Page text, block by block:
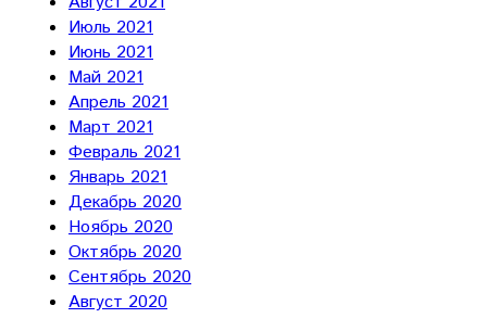
Июль 2021
Июнь 2021
Май 2021
Апрель 2021
Март 2021
Февраль 2021
Январь 2021
Декабрь 2020
Ноябрь 2020
Октябрь 2020
Сентябрь 2020
Август 2020